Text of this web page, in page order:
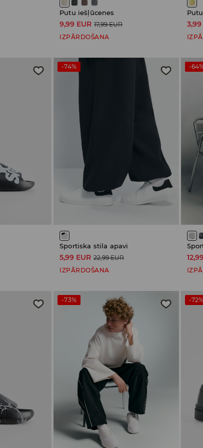
Putu iešļūcenes
9,99 EUR 17,99 EUR
IZPĀRDOŠANA
3,99
-74%
Sportiska stila apavi
5,99 EUR 22,99 EUR
IZPĀRDOŠANA
-
-73% -72%